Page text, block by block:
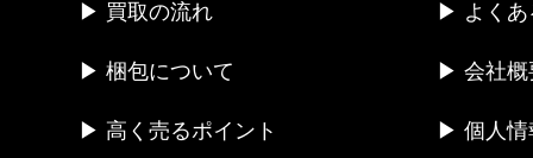
▶ 買取の流れ
▶ 梱包について
▶ 高く売るポイント
▶ よくあ
▶ 会社概
▶ 個人情